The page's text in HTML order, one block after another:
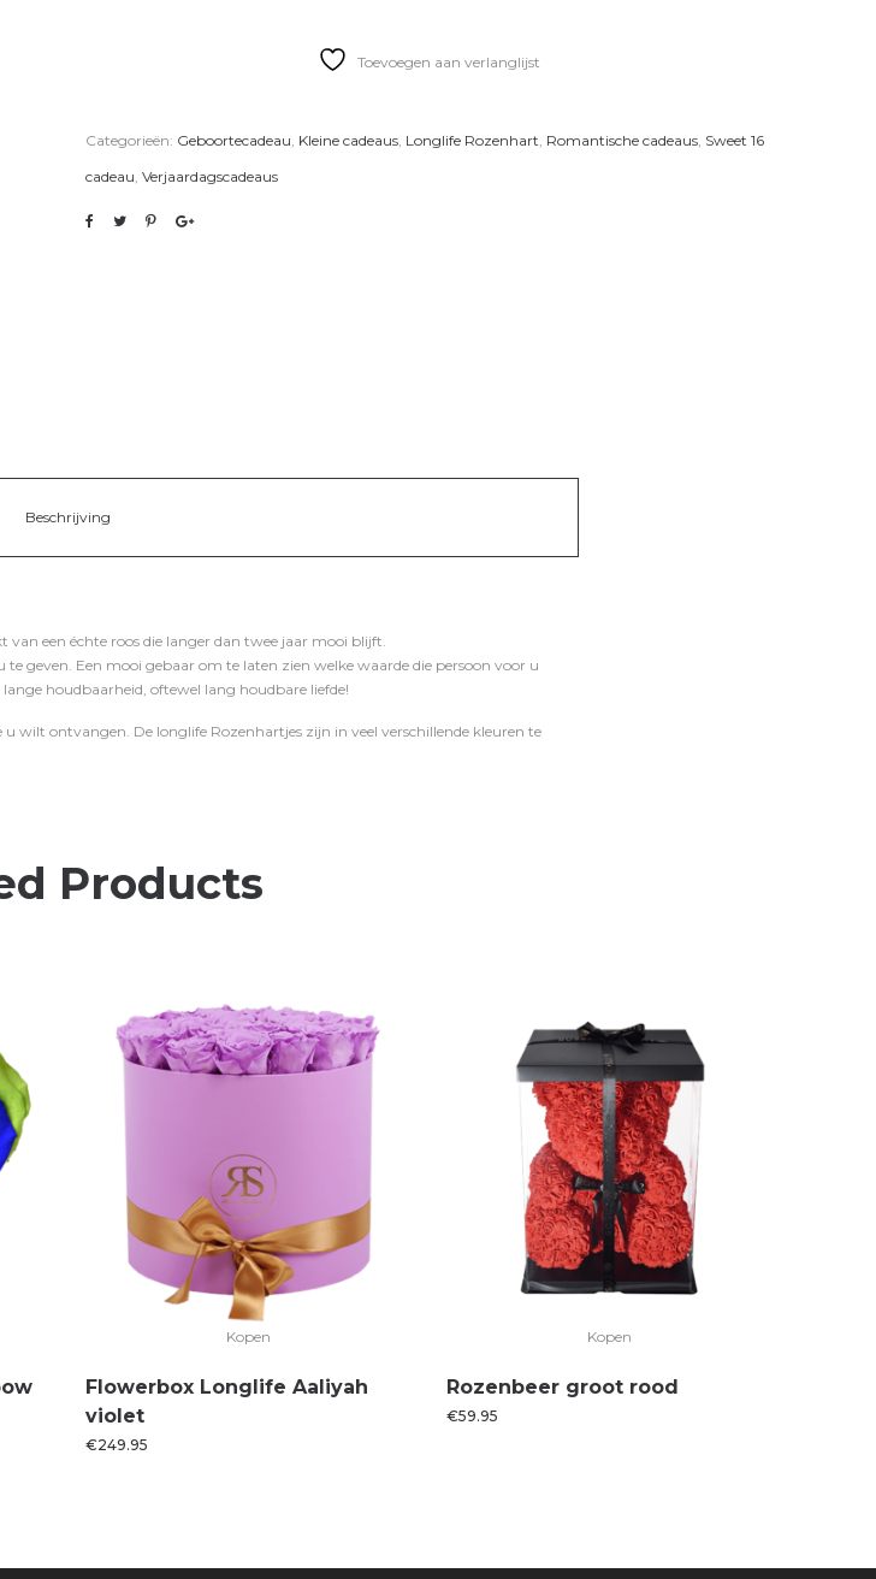
Toevoegen aan verlanglijst
Categorieën: Geboortecadeau, Kleine cadeaus, Longlife Rozenhart, Romantische cadeaus, Sweet 16
cadeau, Verjaardagscadeaus
Beschrijving
een échte roos die langer dan twee jaar mooi blijft.
geven. Een mooi gebaar om te laten zien welke waarde die persoon voor u
houdbaarheid, oftewel lang houdbare liefde!
wilt ontvangen. De longlife Rozenhartjes zijn in veel verschillende kleuren te
Products
Kopen
Flowerbox Longlife Aaliyah
violet
€249.95
Kopen
Rozenbeer groot rood
€59.95